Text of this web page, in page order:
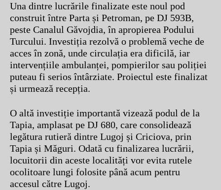
Una dintre lucrările finalizate este noul pod
construit între Parta și Petroman, pe DJ 593B,
peste Canalul Găvojdia, în apropierea Podului
Turcului. Investiția rezolvă o problemă veche de
acces în zonă, unde circulația era dificilă, iar
intervențiile ambulanței, pompierilor sau poliției
puteau fi serios întârziate. Proiectul este finalizat
și urmează recepția.
O altă investiție importantă vizează podul de la
Tapia, amplasat pe DJ 680, care consolidează
legătura rutieră dintre Lugoj și Criciova, prin
Tapia și Măguri. Odată cu finalizarea lucrării,
locuitorii din aceste localități vor evita rutele
ocolitoare lungi folosite până acum pentru
accesul către Lugoj.